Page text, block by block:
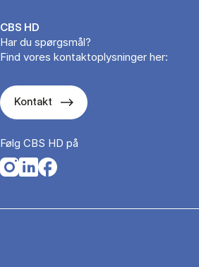
CBS HD
Har du spørgsmål?
Find vores kontaktoplysninger her:
Kontakt
Følg CBS HD på
Opens in a new tab
Opens in a new tab
Opens in a new tab